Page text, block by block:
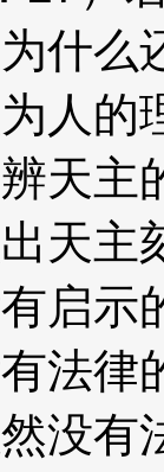
什么
人的
天
天主
启示
法律
然没